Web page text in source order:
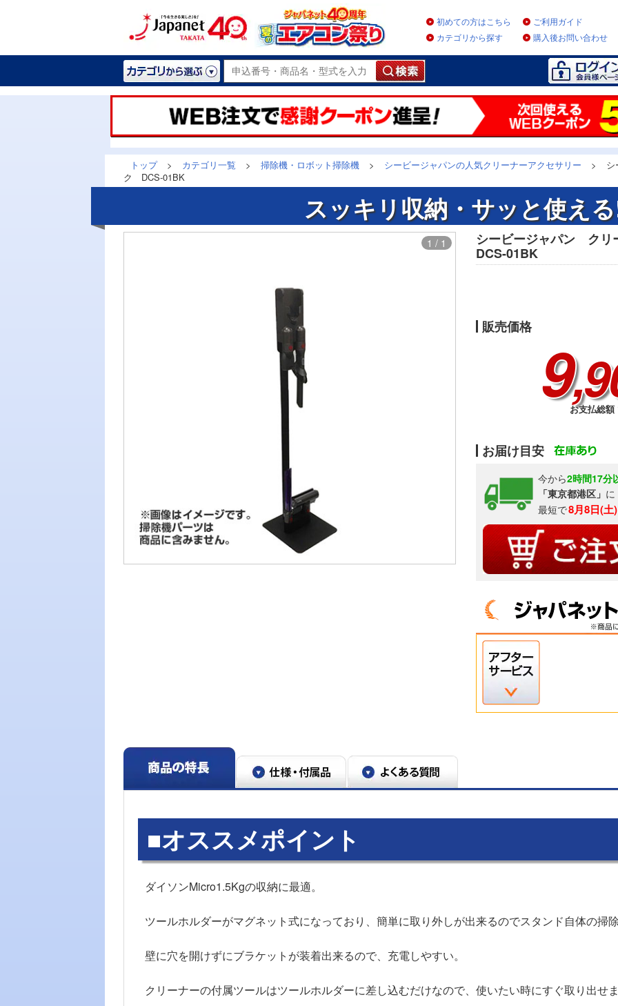
初めての方はこちら
ご利用ガイド
カテゴリから探す
購入後お問い合わせ
トップ > カテゴリ一覧 > 掃除機・ロボット掃除機 > シービージャパンの人気クリーナーアクセサリー >
ク DCS-01BK
スッキリ収納・サッと使え
1 / 1
シービージャパン ク
DCS-01BK
販売価格
9お支払総額
お届け目安
今から2時間17分
「東京都港区」 に
最短で8月8日(土
■オススメポイント
ダイソンMicro1.5Kgの収納に最適。
ツールホルダーがマグネット式になっており、簡単に取り外しが出来るのでスタンド自体の掃
壁に穴を開けずにブラケットが装着出来るので、充電しやすい。
クリーナーの付属ツールはツールホルダーに差し込むだけなので、使いたい時にすぐ取り出せ